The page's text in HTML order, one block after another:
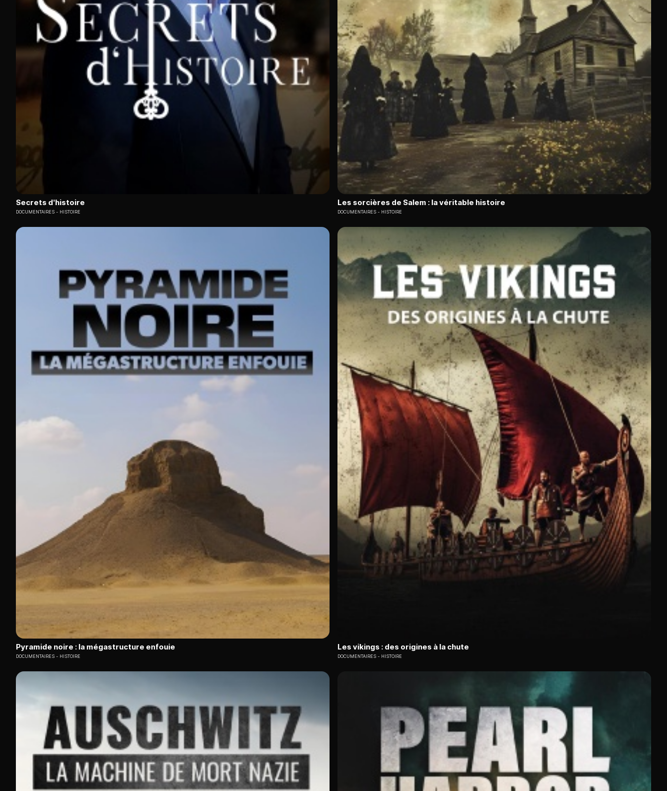
Secrets d'histoire
DOCUMENTAIRES HISTOIRE
Les sorcières de Salem : la véritable histoire
DOCUMENTAIRES HISTOIRE
Pyramide noire : la mégastructure enfouie
DOCUMENTAIRES HISTOIRE
Les vikings : des origines à la chute
DOCUMENTAIRES HISTOIRE